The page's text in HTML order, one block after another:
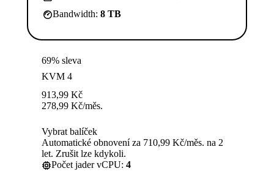
Bandwidth: 8 TB
69% sleva
KVM 4
913,99 Kč
278,99 Kč/měs.
Vybrat balíček
Automatické obnovení za 710,99 Kč/měs. na 2
let. Zrušit lze kdykoli.
Počet jader vCPU: 4